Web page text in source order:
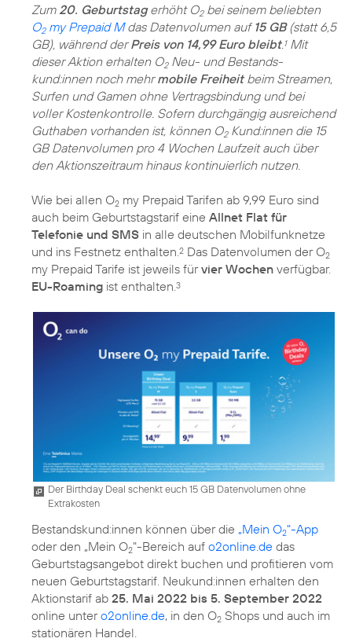
Zum 20. Geburtstagerhöht O2bei seinem beliebten
O2my Prepaid Mdas Datenvolumen auf 15 GB(statt 6,5
GB), während derPreis von 14,99 Euro bleibt. 1Mit
dieser Aktion erhalten O2Neu- und Bestands­
kund:innen noch mehrmobile Freiheitbeim Streamen,
Surfen und Gamen ohne Vertragsbindung und bei
voller Kostenkontrolle. Sofern durchgängig ausreichend
Guthaben vorhanden ist, können O2Kund:innen die 15
GB Datenvolumen pro 4 Wochen Laufzeit auch über
den Aktionszeitraum hinaus kontinuierlich nutzen.
Wie bei allen O2 my Prepaid Tarifen ab 9,99 Euro sind
auch beim Geburtstagstarif eine Allnet Flat für
Telefonie und SMS in alle deutschen Mobilfunknetze
und ins Festnetz enthalten. 2 Das Datenvolumen der O2
my Prepaid Tarife ist jeweils fürvier Wochen verfügbar.
EU-Roaming ist enthalten. 3
Der Birthday Deal schenkt euch 15 GB Datenvolumen ohne
Extrakosten
Bestandskund:innen können über die „Mein O2"-App
oder den „Mein O2"-Bereich auf o2online.de das
Geburtstagsangebot direkt buchen und profitieren vom
neuen Geburtstagstarif. Neukund:innen erhalten den
Aktionstarif ab 25. Mai 2022 bis 5. September 2022
online untero2online.de, in den O2 Shops und auch im
stationären Handel.